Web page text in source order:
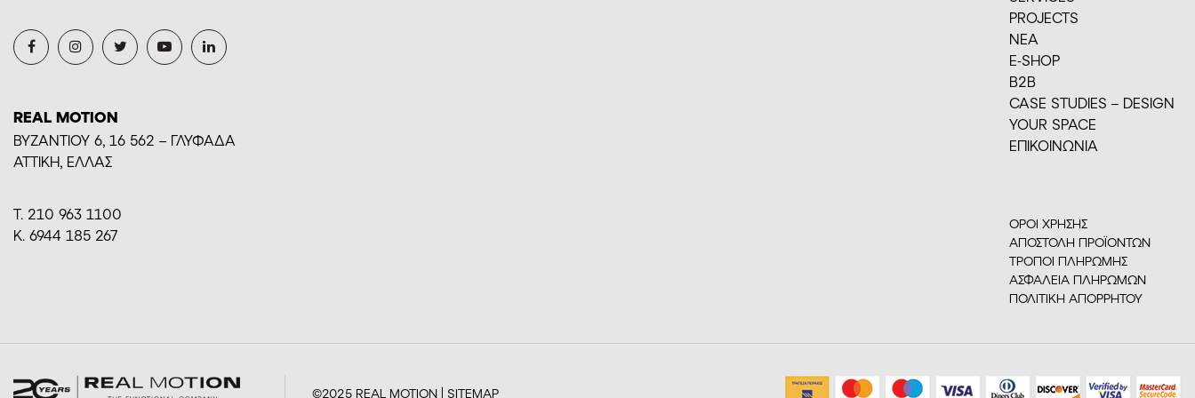
REAL MOTION
BYZANTIOY 6, 16 562 – ΓΛΥΦΑΔΑ
ΑΤΤΙΚΗ, ΕΛΛΑΣ
Τ. 210 963 1100
Κ. 6944 185 267
PROJECTS
ΝΕΑ
E-SHOP
Β2Β
CASE STUDIES – DESIGN
YOUR SPACE
ΕΠΙΚΟΙΝΩΝΙΑ
ΟΡΟΙ ΧΡΗΣΗΣ
ΑΠΟΣΤΟΛΗ ΠΡΟΪΟΝΤΩΝ
ΤΡΟΠΟΙ ΠΛΗΡΩΜΗΣ
ΑΣΦΑΛΕΙΑ ΠΛΗΡΩΜΩΝ
ΠΟΛΙΤΙΚΗ ΑΠΟΡΡΗΤΟΥ
©2025 REAL MOTION | SITEMAP